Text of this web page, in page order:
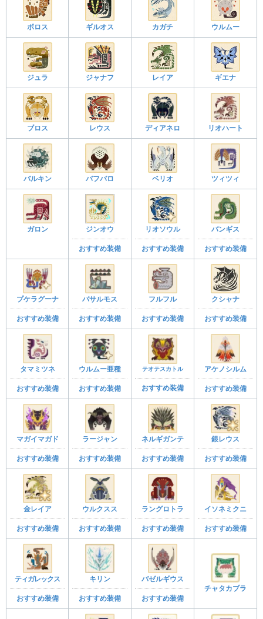
ボロス ギルオス カガチ ウルムー
ジュラ ジャナフ レイア ギエナ
ブロス レウス ディアネロ リオハート
バルキン バフバロ ベリオ ツィツィ
ガロン ジンオウ
おすすめ装備
リオソウル
おすすめ装備
バンギス
おすすめ装備
プケラグーナ
おすすめ装備
バサルモス
おすすめ装備
フルフル
おすすめ装備
クシャナ
おすすめ装備
タマミツネ
おすすめ装備
ウルムー亜種
おすすめ装備
テオテスカトル
おすすめ装備
アケノシルム
おすすめ装備
マガイマガド
おすすめ装備
ラージャン
おすすめ装備
ネルギガンテ
おすすめ装備
銀レウス
おすすめ装備
金レイア
おすすめ装備
ウルクスス
おすすめ装備
ラングロトラ
おすすめ装備
イソネミクニ
おすすめ装備
ティガレックス
おすすめ装備
キリン
おすすめ装備
バゼルギウス
おすすめ装備
チャタカブラ